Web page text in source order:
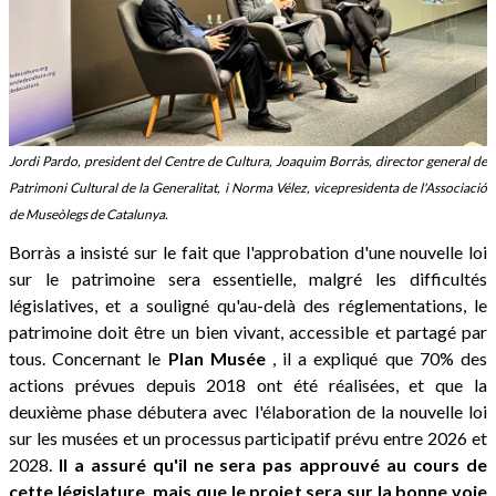
Jordi Pardo, president del Centre de Cultura, Joaquim Borràs, director general de
Patrimoni Cultural de la Generalitat, i Norma Vélez, vicepresidenta de l'Associació
de Museòlegs de Catalunya.
Borràs a insisté sur le fait que l'approbation d'une nouvelle loi
sur le patrimoine sera essentielle, malgré les difficultés
législatives, et a souligné qu'au-delà des réglementations, le
patrimoine doit être un bien vivant, accessible et partagé par
tous. Concernant le Plan Musée, il a expliqué que 70% des
actions prévues depuis 2018 ont été réalisées, et que la
deuxième phase débutera avec l'élaboration de la nouvelle loi
sur les musées et un processus participatif prévu entre 2026 et
2028. Il a assuré qu'il ne sera pas approuvé au cours de
cette législature, mais que le projet sera sur la bonne voie